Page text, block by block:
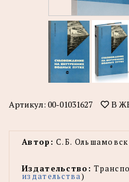
Артикул: 00-01031627 В
Автор: С.Б.
Издательство:
издательства)